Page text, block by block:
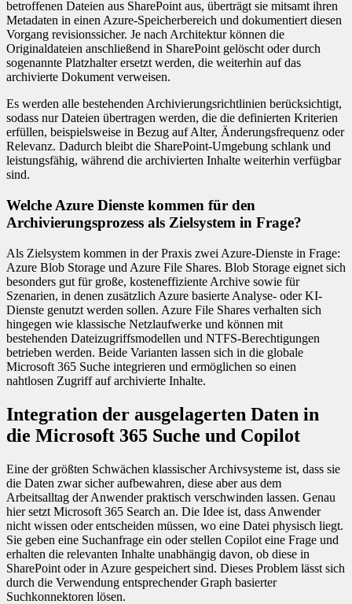
betroffenen Dateien aus SharePoint aus, überträgt sie mitsamt ihren
Metadaten in einen Azure-Speicherbereich und dokumentiert diesen
Vorgang revisionssicher. Je nach Architektur können die
Originaldateien anschließend in SharePoint gelöscht oder durch
sogenannte Platzhalter ersetzt werden, die weiterhin auf das
archivierte Dokument verweisen.
Es werden alle bestehenden Archivierungsrichtlinien berücksichtigt,
sodass nur Dateien übertragen werden, die die definierten Kriterien
erfüllen, beispielsweise in Bezug auf Alter, Änderungsfrequenz oder
Relevanz. Dadurch bleibt die SharePoint-Umgebung schlank und
leistungsfähig, während die archivierten Inhalte weiterhin verfügbar
sind.
Welche Azure Dienste kommen für den
Archivierungsprozess als Zielsystem in Frage?
Als Zielsystem kommen in der Praxis zwei Azure-Dienste in Frage:
Azure Blob Storage und Azure File Shares. Blob Storage eignet sich
besonders gut für große, kosteneffiziente Archive sowie für
Szenarien, in denen zusätzlich Azure basierte Analyse- oder KI-
Dienste genutzt werden sollen. Azure File Shares verhalten sich
hingegen wie klassische Netzlaufwerke und können mit
bestehenden Dateizugriffsmodellen und NTFS-Berechtigungen
betrieben werden. Beide Varianten lassen sich in die globale
Microsoft 365 Suche integrieren und ermöglichen so einen
nahtlosen Zugriff auf archivierte Inhalte.
Integration der ausgelagerten Daten in
die Microsoft 365 Suche und Copilot
Eine der größten Schwächen klassischer Archivsysteme ist, dass sie
die Daten zwar sicher aufbewahren, diese aber aus dem
Arbeitsalltag der Anwender praktisch verschwinden lassen. Genau
hier setzt Microsoft 365 Search an. Die Idee ist, dass Anwender
nicht wissen oder entscheiden müssen, wo eine Datei physisch liegt.
Sie geben eine Suchanfrage ein oder stellen Copilot eine Frage und
erhalten die relevanten Inhalte unabhängig davon, ob diese in
SharePoint oder in Azure gespeichert sind. Dieses Problem lässt sich
durch die Verwendung entsprechender Graph basierter
Suchkonnektoren lösen.